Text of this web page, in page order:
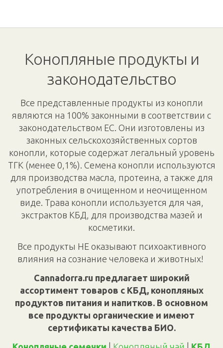
Конопляные продукты и
законодательство
Все представленные продукты из конопли
являются на 100% законными в соответствии с
законодательством ЕС. Они изготовлены из
законных сельскохозяйственных сортов
конопли, которые содержат легальный уровень
ТГК (менее 0,1%). Семена конопли используются
для производства масла, протеина, а также для
употребления в очищенном и неочищенном
виде. Трава конопли используется для чая,
экстрактов КБД, для производства мазей и
косметики.
Все продукты НЕ оказывают психоактивного
влияния на сознание человека и животных!
Cannadorra.ru предлагает широкий
ассортимент товаров с КБД, конопляных
продуктов питания и напитков. В основном
все продукты органические и имеют
сертификаты качества БИО.